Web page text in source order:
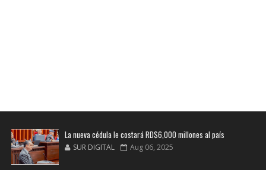
La nueva cédula le costará RD$6,000 millones al país
SUR DIGITAL Aug 06, 2025